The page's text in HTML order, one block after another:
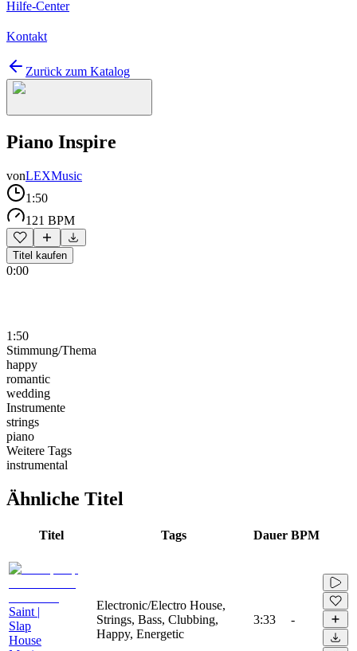
Hilfe-Center
Kontakt
Zurück zum Katalog
Piano Inspire
vonLEXMusic
1:50
121 BPM
Titel kaufen
0:00
1:50
Stimmung/Thema
happy
romantic
wedding
Instrumente
strings
piano
Weitere Tags
instrumental
Ähnliche Titel
Titel Tags Dauer BPM
Saint |
Slap
House
Electronic/Electro House,
Strings, Bass, Clubbing,
Happy, Energetic
3:33 -